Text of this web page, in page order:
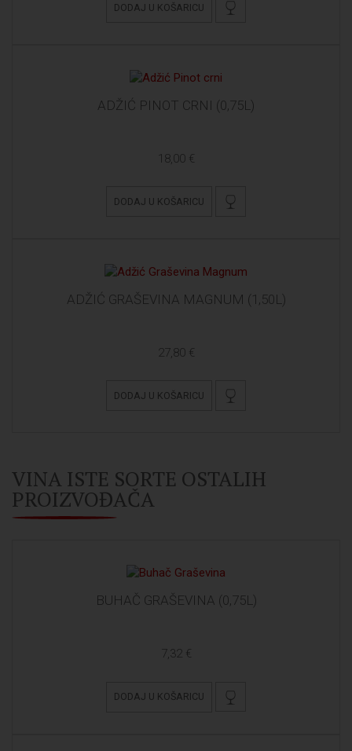
DODAJ U KOŠARICU
ADŽIĆ PINOT CRNI (0,75L)
18,00 €
DODAJ U KOŠARICU
ADŽIĆ GRAŠEVINA MAGNUM (1,50L)
27,80 €
DODAJ U KOŠARICU
VINA ISTE SORTE OSTALIH
PROIZVOĐAČA
BUHAČ GRAŠEVINA (0,75L)
7,32 €
DODAJ U KOŠARICU